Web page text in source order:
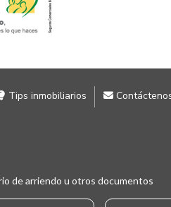
Tips inmobiliarios
de arriendo u otros documentos